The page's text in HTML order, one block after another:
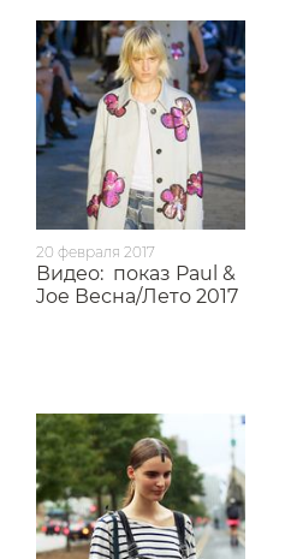
20 февраля 2017
Видео: показ Paul &
Joe Весна/Лето 2017